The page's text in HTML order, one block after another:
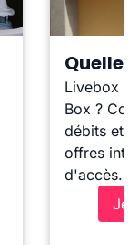
Quelle
Livebox ?
Box ?
débits et
offres
d'accès.
Je